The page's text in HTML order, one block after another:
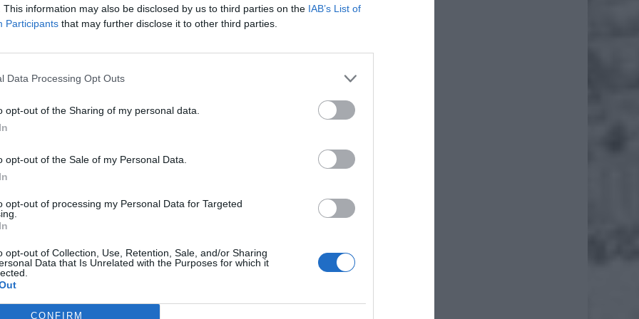
This information may also be disclosed by us to third parties on the IAB’s List of
Participants that may further disclose it to other third parties.
Data Processing Opt Outs
opt-out of the Sharing of my personal data.
opt-out of the Sale of my Personal Data.
opt-out of processing my Personal Data for Targeted
opt-out of Collection, Use, Retention, Sale, and/or Sharing
Data that Is Unrelated with the Purposes for which it
CONFIRM
od kwietnia do września. Żerują od poranka do zmroku w ciepłe,
dni.
ad
meszki pojawi się niewielka rana kłuta oraz bolesne odczycie.
atakują twarz oraz głowę. Podobnie jak kleszcze posiadają zdolność do
się w ciele, aby pozyskać z tkanek jak najwięcej krwi. Podczas